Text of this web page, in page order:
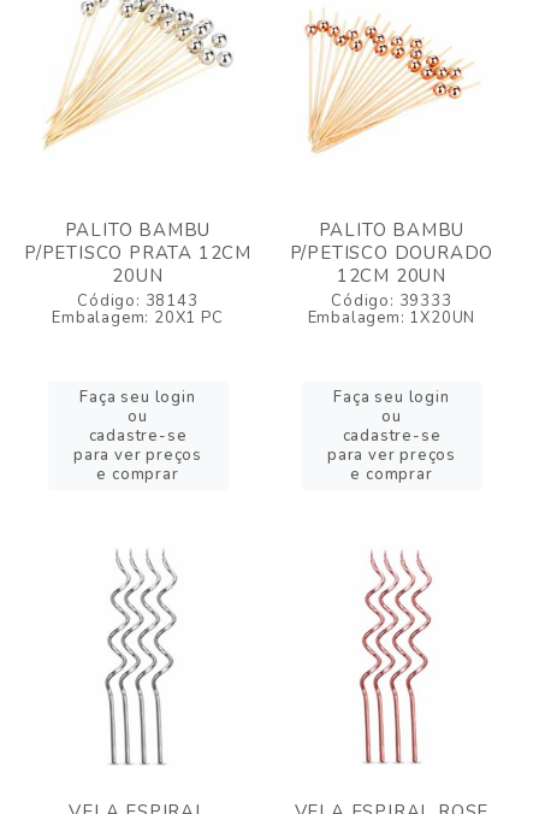
PALITO BAMBU
P/PETISCO PRATA 12CM
20UN
Código: 38143
Embalagem: 20X1 PC
Faça seu login
ou
cadastre-se
para ver preços
e comprar
PALITO BAMBU
P/PETISCO DOURADO
12CM 20UN
Código: 39333
Embalagem: 1X20UN
Faça seu login
ou
cadastre-se
para ver preços
e comprar